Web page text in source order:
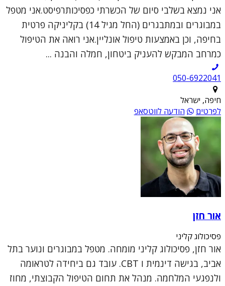
אני נמצא בשלבי סיום של הכשרתי כפסיכותרפיסט.אני מטפל
במבוגרים ובמתבגרים (החל מגיל 14) בקליניקה פרטית
בחיפה, וכן באמצעות טיפול אונליין.אני רואה את הטיפול
כמרחב המבקש להעניק ביטחון, חמלה והבנה ...
050-6922041
חיפה, ישראל
לפרטים
הודעה לווטסאפ
אור חזן
פסיכולוג קליני
אור חזן, פסיכולוג קליני מומחה. מטפל במבוגרים ונוער בתל
אביב, בגישה דינמית ו CBT. עובד גם ביחידה לטראומה
ולנפגעי המלחמה. מנהל את תחום הטיפול הקבוצתי, מחוז